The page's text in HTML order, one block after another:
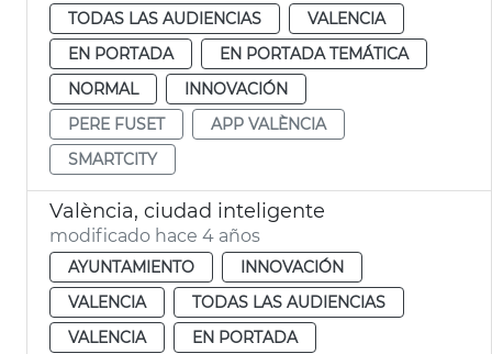
TODAS LAS AUDIENCIAS
VALENCIA
EN PORTADA
EN PORTADA TEMÁTICA
NORMAL
INNOVACIÓN
PERE FUSET
APP VALÈNCIA
SMARTCITY
València, ciudad inteligente
modificado hace 4 años
AYUNTAMIENTO
INNOVACIÓN
VALENCIA
TODAS LAS AUDIENCIAS
VALENCIA
EN PORTADA